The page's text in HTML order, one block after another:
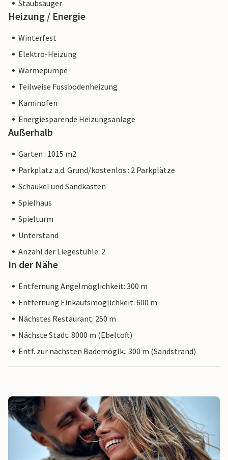
Staubsauger
Heizung / Energie
Winterfest
Elektro-Heizung
Wärmepumpe
Teilweise Fussbodenheizung
Kaminofen
Energiesparende Heizungsanlage
Außerhalb
Garten : 1015 m2
Parkplatz a.d. Grund/kostenlos : 2 Parkplätze
Schaukel und Sandkasten
Spielhaus
Spielturm
Unterstand
Anzahl der Liegestühle: 2
In der Nähe
Entfernung Angelmöglichkeit: 300 m
Entfernung Einkaufsmöglichkeit: 600 m
Nächstes Restaurant: 250 m
Nächste Stadt: 8000 m (Ebeltoft)
Entf. zur nächsten Bademöglk.: 300 m (Sandstrand)